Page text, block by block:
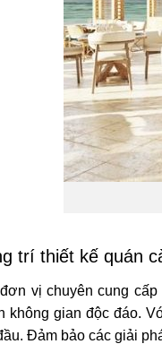
trí thiết kế quán
đơn vị chuyên cung
không gian độc đáo.
Đảm bảo các giải